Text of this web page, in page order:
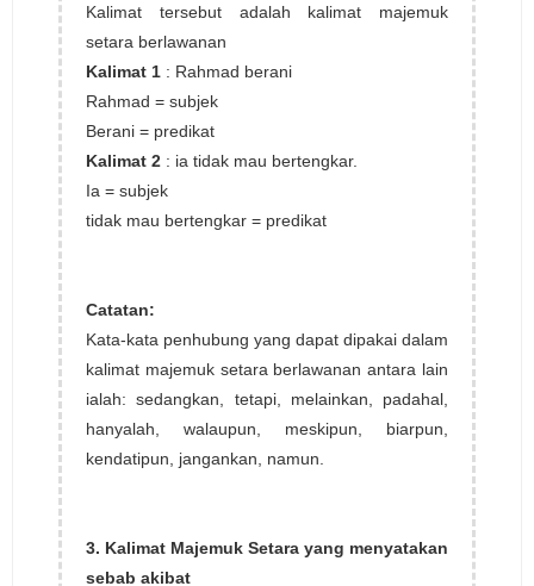
Kalimat tersebut adalah kalimat majemuk
setara berlawanan
Kalimat 1 : Rahmad berani
Rahmad = subjek
Berani = predikat
Kalimat 2 : ia tidak mau bertengkar.
Ia = subjek
tidak mau bertengkar = predikat
Catatan:
Kata-kata penhubung yang dapat dipakai dalam
kalimat majemuk setara berlawanan antara lain
ialah: sedangkan, tetapi, melainkan, padahal,
hanyalah, walaupun, meskipun, biarpun,
kendatipun, jangankan, namun.
3. Kalimat Majemuk Setara yang menyatakan
sebab akibat